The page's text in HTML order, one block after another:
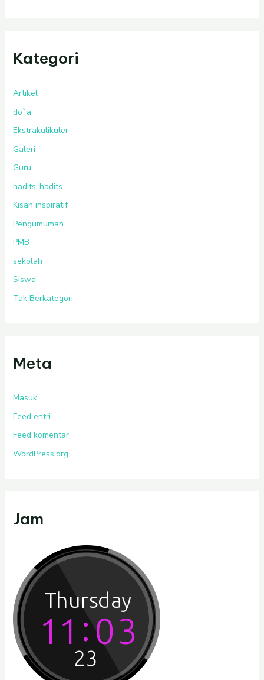
Kategori
Artikel
do`a
Ekstrakulikuler
Galeri
Guru
hadits-hadits
Kisah inspiratif
Pengumuman
PMB
sekolah
Siswa
Tak Berkategori
Meta
Masuk
Feed entri
Feed komentar
WordPress.org
Jam